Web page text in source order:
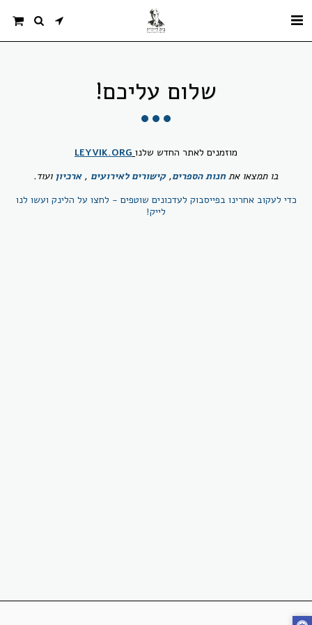
שלום עליכם!
מוזמנים לאתר החדש שלנו LEYVIK.ORG
בו תמצאו אתחנות הספרים,קישורים לאירועים ,ארכיון ועוד.
כדי לעקוב אחרינו בפייסבוק לעדכונים שוטפים - לחצו על הלינק ועשו לנו
לייק!